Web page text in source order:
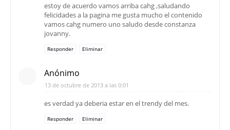
estoy de acuerdo vamos arriba cahg ,saludando
felicidades a la pagina me gusta mucho el contenido
vamos cahg numero uno saludo desde constanza
jovanny.
Responder Eliminar
Anónimo
13 de octubre de 2013 a las 0:01
es verdad ya deberia estar en el trendy del mes.
Responder Eliminar